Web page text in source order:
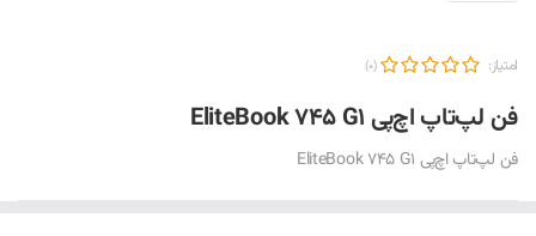
فن لپ‌تاپ اچ‌پی EliteBook 745 G1
فن لپ‌تاپ اچ‌پی EliteBook 745 G1
امتیاز: (0)